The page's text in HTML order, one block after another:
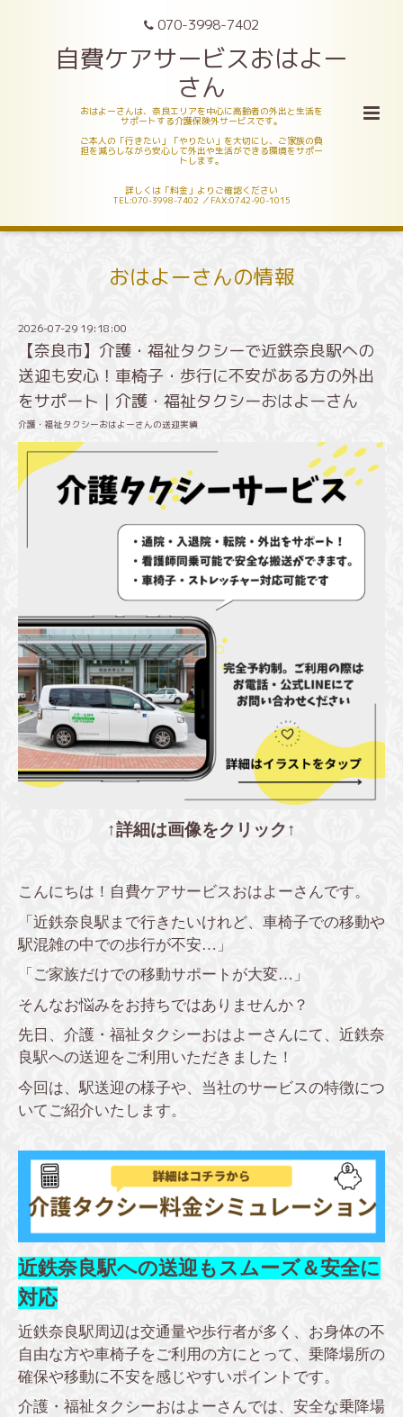
070-3998-7402
自費ケアサービスおはよー
さん
おはよーさんは、奈良エリアを中心に高齢者の外出と生活を
サポートする介護保険外サービスです。
ご本人の「行きたい」「やりたい」を大切にし、ご家族の負
担を減らしながら安心して外出や生活ができる環境をサポー
トします。
詳しくは「料金」よりご確認ください
TEL:070-3998-7402 ／FAX:0742-90-1015
おはよーさんの情報
2026-07-29 19:18:00
【奈良市】介護・福祉タクシーで近鉄奈良駅への
送迎も安心！車椅子・歩行に不安がある方の外出
をサポート｜介護・福祉タクシーおはよーさん
介護・福祉タクシーおはよーさんの送迎実績
↑詳細は画像をクリック↑
こんにちは！自費ケアサービスおはよーさんです。
「近鉄奈良駅まで行きたいけれど、車椅子での移動や
駅混雑の中での歩行が不安…」
「ご家族だけでの移動サポートが大変…」
そんなお悩みをお持ちではありませんか？
先日、介護・福祉タクシーおはよーさんにて、近鉄奈
良駅への送迎をご利用いただきました！
今回は、駅送迎の様子や、当社のサービスの特徴につ
いてご紹介いたします。
近鉄奈良駅への送迎もスムーズ＆安全に
対応
近鉄奈良駅周辺は交通量や歩行者が多く、お身体の不
自由な方や車椅子をご利用の方にとって、乗降場所の
確保や移動に不安を感じやすいポイントです。
介護・福祉タクシーおはよーさんでは、安全な乗降場